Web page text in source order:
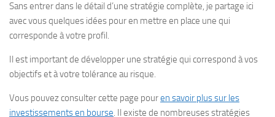
Sans entrer dans le détail d’une stratégie complète, je partage ici
avec vous quelques idées pour en mettre en place une qui
corresponde à votre profil.
Il est important de développer une stratégie qui correspond à vos
objectifs et à votre tolérance au risque.
Vous pouvez consulter cette page pouren savoir plus sur les
investissements en bourse. Il existe de nombreuses stratégies